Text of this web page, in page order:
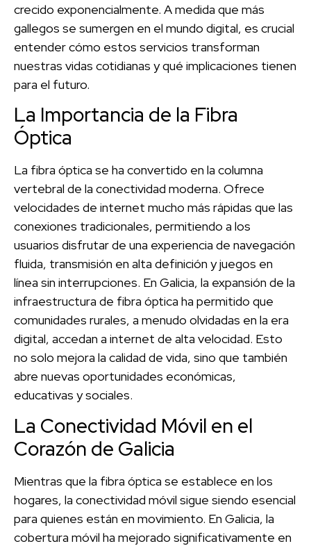
crecido exponencialmente. A medida que más
gallegos se sumergen en el mundo digital, es crucial
entender cómo estos servicios transforman
nuestras vidas cotidianas y qué implicaciones tienen
para el futuro.
La Importancia de la Fibra
Óptica
La fibra óptica se ha convertido en la columna
vertebral de la conectividad moderna. Ofrece
velocidades de internet mucho más rápidas que las
conexiones tradicionales, permitiendo a los
usuarios disfrutar de una experiencia de navegación
fluida, transmisión en alta definición y juegos en
línea sin interrupciones. En Galicia, la expansión de la
infraestructura de fibra óptica ha permitido que
comunidades rurales, a menudo olvidadas en la era
digital, accedan a internet de alta velocidad. Esto
no solo mejora la calidad de vida, sino que también
abre nuevas oportunidades económicas,
educativas y sociales.
La Conectividad Móvil en el
Corazón de Galicia
Mientras que la fibra óptica se establece en los
hogares, la conectividad móvil sigue siendo esencial
para quienes están en movimiento. En Galicia, la
cobertura móvil ha mejorado significativamente en